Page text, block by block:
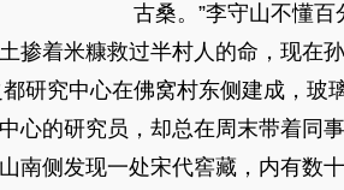
古桑。”李守山不懂
掺着米糠救过半村人的命，现在
究中心在佛窝村东侧建成，玻
心的研究员，却总在周末带着同
侧发现一处宋代窖藏，内有数